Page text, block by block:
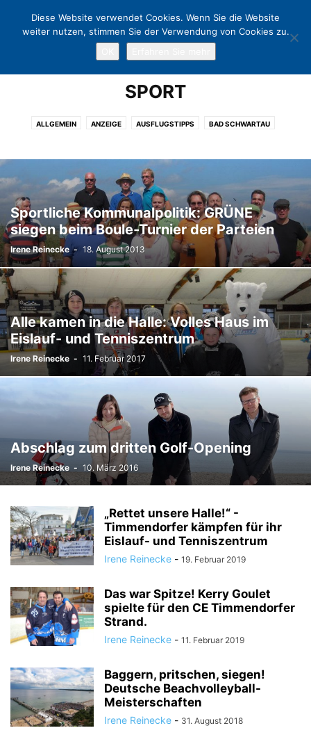
SPORT
ALLGEMEIN ANZEIGE AUSFLUGSTIPPS BAD SCHWARTAU
KULTUR KUNST LÜBECK LÜBECKER BUCHT NEUSTADT
NIENDORF OSTHOLSTEIN POLITIK
SCHÜRSDORF SHOPPING SPORT TERMINE
TIMMENDORFER STRAND TRAVEMÜNDE WARNSDORF
Sportliche Kommunalpolitik: GRÜNE
siegen beim Boule-Turnier der Parteien
Irene Reinecke - 18. August 2013
Alle kamen in die Halle: Volles Haus im
Eislauf- und Tenniszentrum
Irene Reinecke - 11. Februar 2017
Abschlag zum dritten Golf-Opening
Irene Reinecke - 10. März 2016
„Rettet unsere Halle!“ -
Timmendorfer kämpfen für ihr
Eislauf- und Tenniszentrum
Irene Reinecke - 19. Februar 2019
Das war Spitze! Kerry Goulet
spielte für den CE Timmendorfer
Strand.
Irene Reinecke - 11. Februar 2019
Baggern, pritschen, siegen!
Deutsche Beachvolleyball-
Meisterschaften
Irene Reinecke - 31. August 2018
Diese Website verwendet Cookies. Wenn Sie die Website
weiter nutzen, stimmen Sie der Verwendung von Cookies zu.